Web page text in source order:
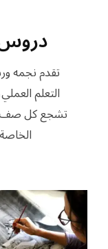
تقدم نجمه
التعلم
تشجع كل صف